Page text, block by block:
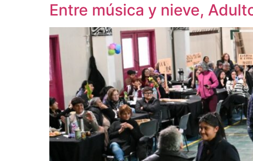
Entre música y nieve,